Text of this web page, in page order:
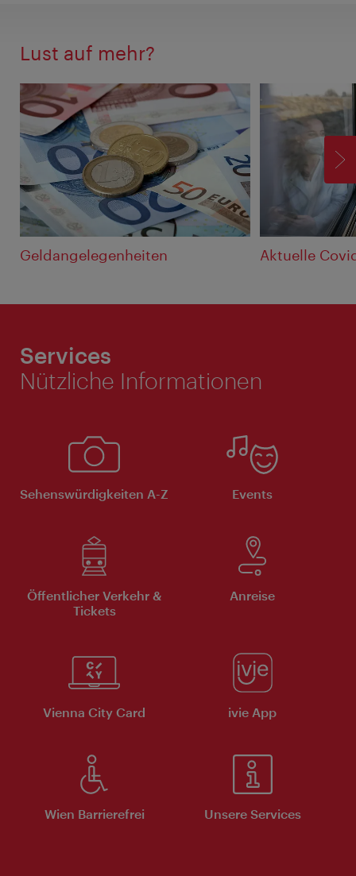
Lust auf mehr?
Geldangelegenheiten Aktuelle
Services
Nützliche Informationen
Sehenswürdigkeiten A-Z Events
Öffentlicher Verkehr &
Tickets
Anreise
Vienna City Card ivie App
Wien Barrierefrei Unsere Services